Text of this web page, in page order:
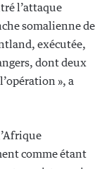
l’attaque
somalienne de
exécutée,
dont deux
», a
comme étant